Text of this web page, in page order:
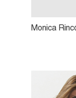
Monica